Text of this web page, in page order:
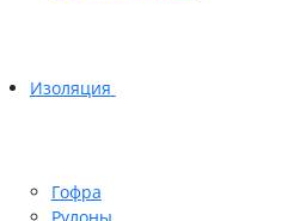
Изоляция
Гофра